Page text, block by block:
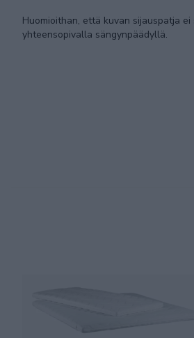
Huomioithan, että kuvan sijauspatja
yhteensopivalla sängynpäädyllä.